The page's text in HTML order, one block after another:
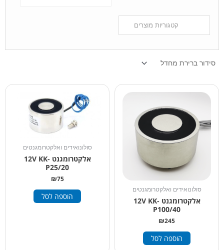
סולונואידים ואלקטרומגנטים
אלקטרומגנט 12V KK-
P100/40
₪245
הוספה לסל
סולונואידים ואלקטרומגנטים
אלקטרומגנט 12V KK-
P25/20
₪75
הוספה לסל